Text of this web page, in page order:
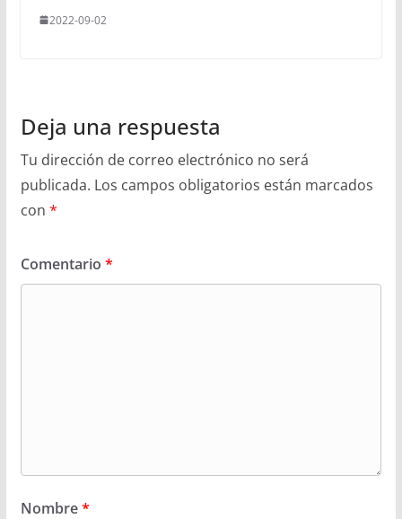
2022-09-02
Deja una respuesta
Tu dirección de correo electrónico no será
publicada. Los campos obligatorios están marcados
con *
Comentario *
Nombre*